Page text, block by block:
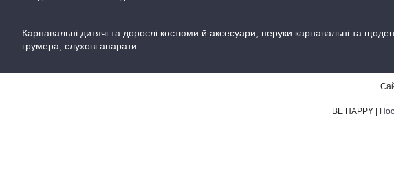
Карнавальні дитячі та дорослі костюми й аксесуари, перуки карнавальні та
грумера, слухові апарати .